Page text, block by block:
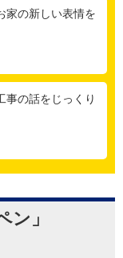
家の新しい表情を
事の話をじっくり
ン」